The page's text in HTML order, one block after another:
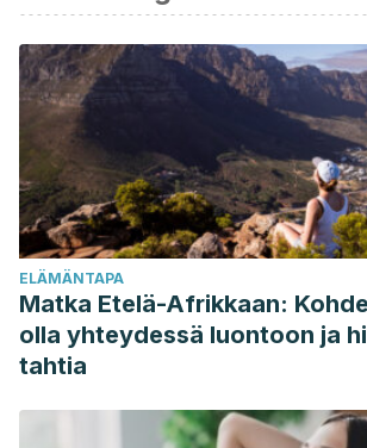
Mollace, V. (2016). Regulation of uric
excretion. International Journal of
https://doi.org/10.1016/j.ijcard.2015.08.109
Monu, J. U. V., & Pope, T. L. (2004).
radiologic review. Radiologic Clinics of
https://doi.org/10.1016/S0033-
Rho, Y. H., Zhu, Y., & Choi, H. K. (2011).
Uric Acid and Fructose. Seminars in
https://doi.org/10.1016/
ELÄMÄNTAPA
Matka Etelä-Afrikkaan:
olla yhteydessä luontoon ja
tahtia